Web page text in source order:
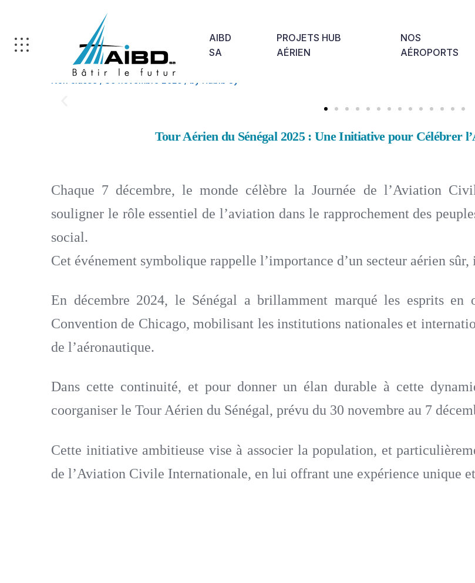
AIBD
SA
PROJETS HUB
AÉRIEN
NOS
AÉROPORTS
Tour Aérien du Sénégal 2025 : Une Initiative pour Célébrer
Chaque 7 décembre, le monde célèbre la Journée de l’Aviation
souligner le rôle essentiel de l’aviation dans le rapprochement des
social.
Cet événement symbolique rappelle l’importance d’un secteur aérien
En décembre 2024, le Sénégal a brillamment marqué les esprits en
Convention de Chicago, mobilisant les institutions nationales et
de l’aéronautique.
Dans cette continuité, et pour donner un élan durable à cette
coorganiser le Tour Aérien du Sénégal, prévu du 30 novembre au 7
Cette initiative ambitieuse vise à associer la population, et
de l’Aviation Civile Internationale, en lui offrant une expérience unique